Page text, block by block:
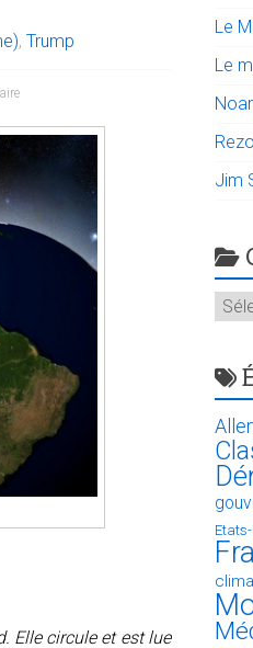
, Trump
Elle circule et est lue
Le
Le
Jim